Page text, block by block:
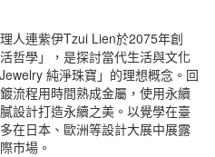
人連紫伊Tzui Lien於2075年創
哲學」，是探討當代生活與文化
純淨珠寶」的理想概念。回
流程用時間熟成金屬，使用永續
設計打造永續之美。以覺學在臺
在日本、歐洲等設計大展中展露
市場。